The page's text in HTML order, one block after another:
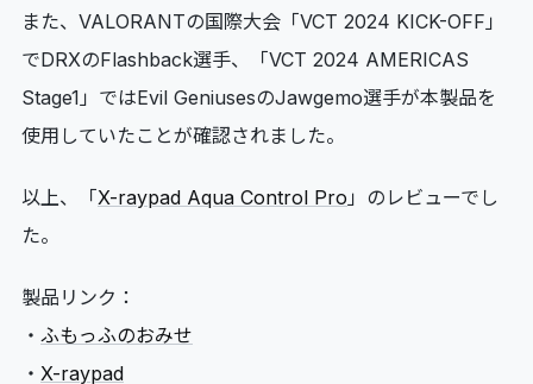
また、VALORANTの国際大会「VCT 2024 KICK-OFF」
でDRXのFlashback選手、「VCT 2024 AMERICAS
Stage1」ではEvil GeniusesのJawgemo選手が本製品を
使用していたことが確認されました。
以上、「X-raypad Aqua Control Pro 」のレビューでし
た。
製品リンク：
・ ふもっふのおみせ
・ X-raypad